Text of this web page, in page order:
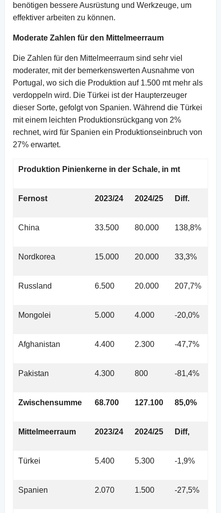
benötigen bessere Ausrüstung und Werkzeuge, um
effektiver arbeiten zu können.
Moderate Zahlen für den Mittelmeerraum
Die Zahlen für den Mittelmeerraum sind sehr viel
moderater, mit der bemerkenswerten Ausnahme von
Portugal, wo sich die Produktion auf 1.500 mt mehr als
verdoppeln wird. Die Türkei ist der Haupterzeuger
dieser Sorte, gefolgt von Spanien. Während die Türkei
mit einem leichten Produktionsrückgang von 2%
rechnet, wird für Spanien ein Produktionseinbruch von
27% erwartet.
Produktion Pinienkerne in der Schale, in mt
Fernost 2023/24 2024/25 Diff.
China 33.500 80.000 138,8%
Nordkorea 15.000 20.000 33,3%
Russland 6.500 20.000 207,7%
Mongolei 5.000 4.000 -20,0%
Afghanistan 4.400 2.300 -47,7%
Pakistan 4.300 800 -81,4%
Zwischensumme 68.700 127.100 85,0%
Mittelmeerraum 2023/24 2024/25 Diff,
Türkei 5.400 5.300 -1,9%
Spanien 2.070 1.500 -27,5%